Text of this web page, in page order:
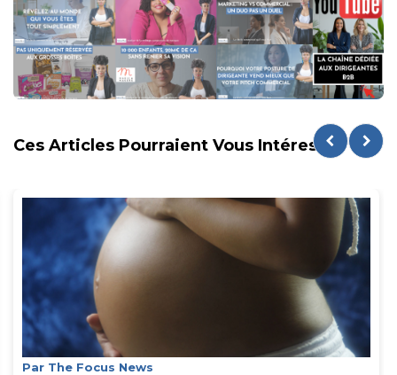
Ces Articles Pourraient Vous Intéresser
Par The Focus News